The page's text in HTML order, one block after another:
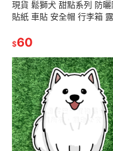
現貨 鬆獅犬 甜點系列 防曬防水
貼紙 車貼 安全帽 行李箱 露營
$60